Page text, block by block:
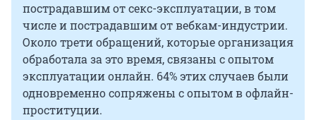
пострадавшим от секс-эксплуатации, в том
числе и пострадавшим от вебкам-индустрии.
Около трети обращений, которые организация
обработала за это время, связаны с опытом
эксплуатации онлайн. 64% этих случаев были
одновременно сопряжены с опытом в офлайн-
проституции.